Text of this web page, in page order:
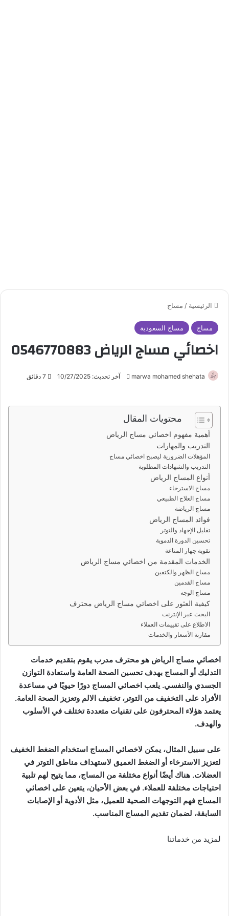
الرئيسية / مساج
مساج مساج السعودية
اخصائي مساج الرياض 0546770883
marwa mohamed shehata
ب
ر
آخر تحديث: 10/27/2025
محتويات المقال
أهمية مفهوم اخصائي مساج الرياض
التدريب والمهارات
المؤهلات الضرورية ليصبح اخصائي مساج
التدريب والشهادات المطلوبة
أنواع المساج الرياض
مساج الاسترخاء
مساج العلاج الطبيعي
مساج الرياضة
فوائد المساج الرياض
تقليل الإجهاد والتوتر
تحسين الدورة الدموية
تقوية جهاز المناعة
الخدمات المقدمة من اخصائي مساج الرياض
مساج الظهر والكتفين
مساج القدمين
مساج الوجه
كيفية العثور على اخصائي مساج الرياض محترف
البحث عبر الإنترنت
الاطلاع على تقييمات العملاء
مقارنة الأسعار والخدمات
اخصائي مساج الرياض هو محترف مدرب يقوم بتقديم خدمات
التدليك أو المساج بهدف تحسين الصحة العامة واستعادة التوازن
الجسدي والنفسي. يلعب اخصائي المساج دورًا حيويًا في مساعدة
الأفراد على التخفيف من التوتر، تخفيف الالم وتعزيز الصحة العامة.
يعتمد هؤلاء المحترفون على تقنيات متعددة تختلف في الأسلوب
والهدف.
على سبيل المثال، يمكن لاخصائي المساج استخدام الضغط الخفيف
لتعزيز الاسترخاء أو الضغط العميق لاستهداف مناطق التوتر في
العضلات. هناك أيضًا أنواع مختلفة من المساج، مما يتيح لهم تلبية
احتياجات مختلفة للعملاء. في بعض الأحيان، يتعين على اخصائي
المساج فهم التوجهات الصحية للعميل، مثل الأدوية أو الإصابات
السابقة، لضمان تقديم المساج المناسب.
لمزيد من خدماتنا